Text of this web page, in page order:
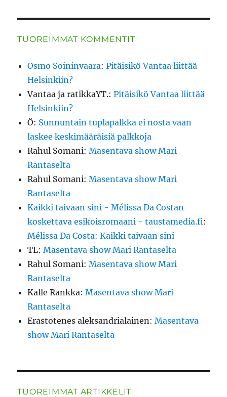
TUOREIMMAT KOMMENTIT
Osmo Soininvaara:Pitäisikö Vantaa liittää
Helsinkiin?
Vantaa ja ratikkaYT.:Pitäisikö Vantaa liittää
Helsinkiin?
Ö: Sunnuntain tuplapalkka ei nosta vaan
laskee keskimääräisiä palkkoja
Rahul Somani:Masentava show Mari
Rantaselta
Rahul Somani:Masentava show Mari
Rantaselta
Kaikki taivaan sini - Mélissa Da Costan
koskettava esikoisromaani - taustamedia.fi:
Mélissa Da Costa: Kaikki taivaan sini
TL:Masentava show Mari Rantaselta
Rahul Somani:Masentava show Mari
Rantaselta
Kalle Rankka:Masentava show Mari
Rantaselta
Erastotenes aleksandrialainen:Masentava
show Mari Rantaselta
TUOREIMMAT ARTIKKELIT